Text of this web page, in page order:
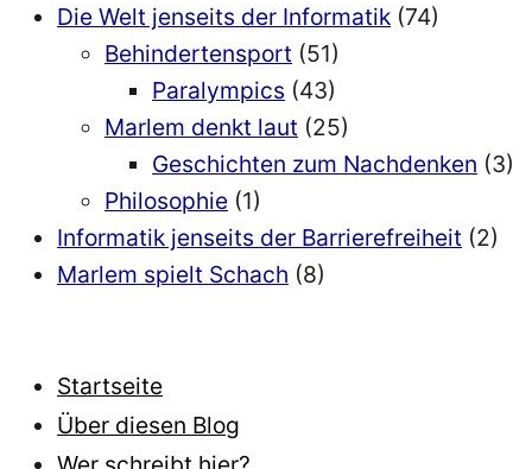
Die Welt jenseits der Informatik (74)
Behindertensport (51)
Paralympics (43)
Marlem denkt laut (25)
Geschichten zum Nachdenken (3)
Philosophie (1)
Informatik jenseits der Barrierefreiheit (2)
Marlem spielt Schach (8)
Startseite
Über diesen Blog